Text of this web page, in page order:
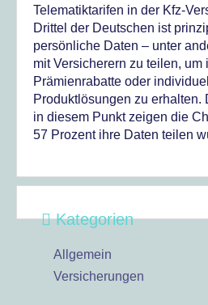
Telematiktarifen in der Kfz-
Drittel der Deutschen ist
persönliche Daten – unter
mit Versicherern zu teilen, um
Prämienrabatte oder
Produktlösungen zu erhalten.
in diesem Punkt zeigen die
57 Prozent ihre Daten teilen
Kategorien
Allgemein
Versicherungen